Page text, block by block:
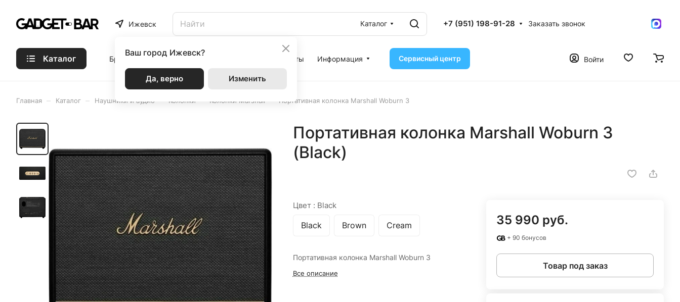
Ижевск
Ваш город Ижевск?
Да, верно Изменить
Каталог +7 (951) 198-91-28 Заказать звонок
Каталог Бренды Статьи Акции Контакты Информация Сервисный центр Войти
Главная Каталог Наушники и аудио Колонки Колонки Marshall Портативная колонка Marshall Woburn 3
Портативная колонка Marshall Woburn 3
(Black)
Цвет : Black
Black Brown Cream
Портативная колонка Marshall Woburn 3
Все описание
35 990 руб.
+ 90 бонусов
Товар под заказ